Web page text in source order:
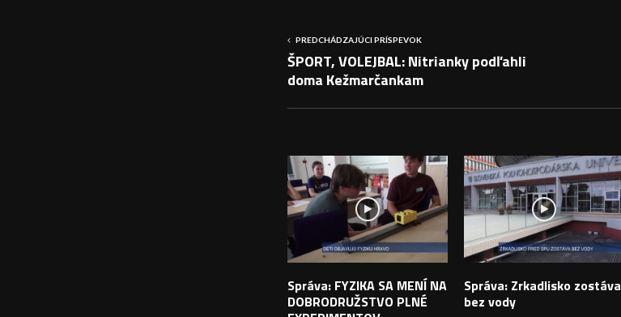
PREDCHÁDZAJÚCI PRÍSPEVOK
ŠPORT, VOLEJBAL: Nitrianky podľahli
doma Kežmarčankam
Správa: FYZIKA SA MENÍ NA
DOBRODRUŽSTVO PLNÉ
Správa: Zrkadlisko zostáva
bez vody